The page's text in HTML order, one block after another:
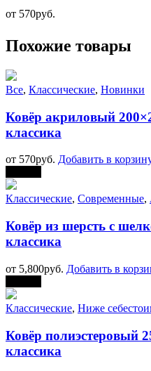
от 570руб.
Похожие товары
Все, Классические, Новинки
Ковёр акриловый
классика
от 570руб. Добавить в
Классические, Современные,
Ковёр из шерсть с
классика
от 5,800руб. Добавить в
Классические, Ниже
Ковёр полиэстеровый
классика